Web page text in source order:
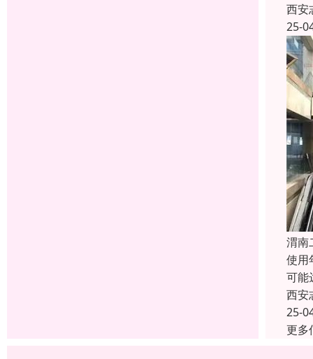
西安
25-
渭南
使用
可能
西安
25-
更多